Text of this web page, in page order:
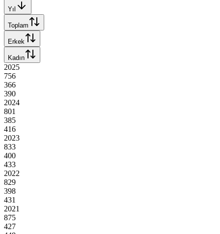
Yıl
Toplam
Erkek
Kadın
2025
756
366
390
2024
801
385
416
2023
833
400
433
2022
829
398
431
2021
875
427